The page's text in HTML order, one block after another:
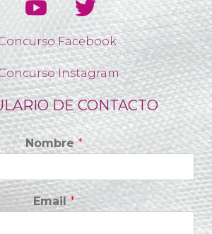
Facebook
Instagram
DE CONTACTO
Nombre*
Email*